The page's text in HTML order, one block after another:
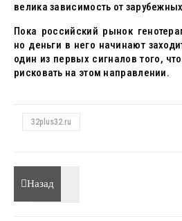
велика зависимость от
Пока российский рынок
но деньги в него начинают
один из первых сигналов того,
рисковать на этом направлении.
32plus32.ru
Назад